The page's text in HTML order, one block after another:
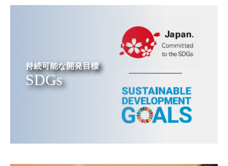
持続可能な開発目標
SDGs